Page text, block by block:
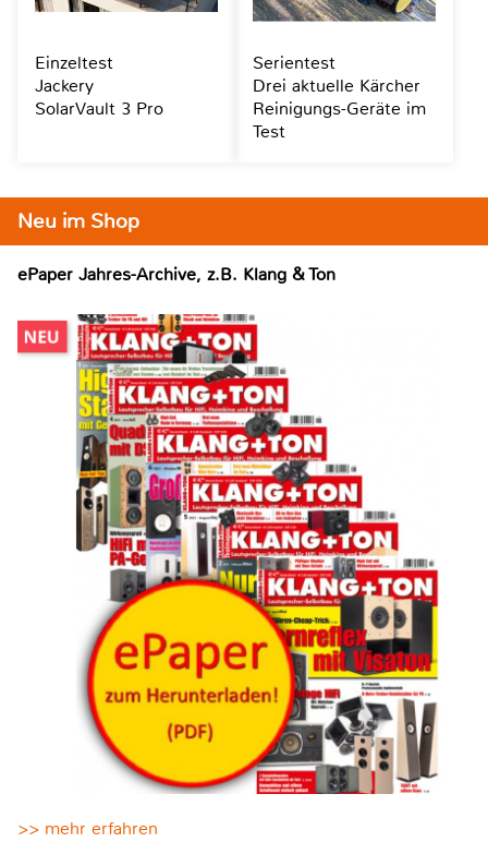
Neu im Shop
ePaper Jahres-Archive, z.B. Klang & Ton
>> mehr erfahren
Einzeltest
Jackery
SolarVault 3 Pro
Serientest
Drei aktuelle Kärcher
Reinigungs-Geräte im
Test